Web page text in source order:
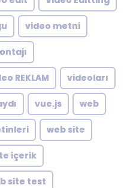
video metni
REKLAM videoları
vue.js web
web site
içerik
site test